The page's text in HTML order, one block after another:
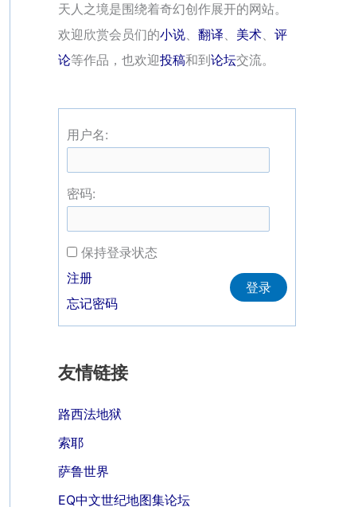
天人之境是围绕着奇幻创作展开的网站。
欢迎欣赏会员们的小说、 翻译、 美术、 评
论等作品，也欢迎投稿和到论坛交流。
用户名:
密码:
保持登录状态
Alternative:
登录
注册
忘记密码
友情链接
路西法地狱
索耶
萨鲁世界
EQ中文世纪地图集论坛